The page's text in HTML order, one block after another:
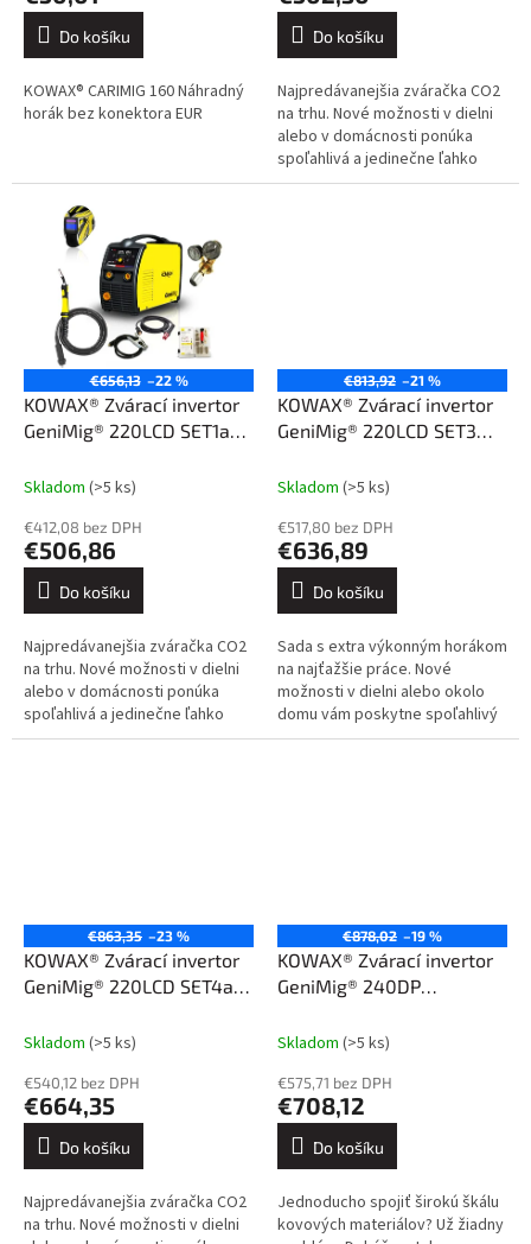
Do košíku
KOWAX® CARIMIG 160 Náhradný
horák bez konektora EUR
Do košíku
Najpredávanejšia zváračka CO2
na trhu. Nové možnosti v dielni
alebo v domácnosti ponúka
spoľahlivá a jedinečne ľahko
nastaviteľná zváračka
€656,13 –22 %
KOWAX® Zvárací invertor
GeniMig® 220LCD SET1a
Skladom (>5 ks)
€412,08 bez DPH
€506,86
Do košíku
Najpredávanejšia zváračka CO2
na trhu. Nové možnosti v dielni
alebo v domácnosti ponúka
spoľahlivá a jedinečne ľahko
nastaviteľná zváračka
€813,92 –21 %
KOWAX® Zvárací invertor
GeniMig® 220LCD SET3
Skladom (>5 ks)
€517,80 bez DPH
€636,89
Do košíku
Sada s extra výkonným horákom
na najťažšie práce. Nové
možnosti v dielni alebo okolo
domu vám poskytne spoľahlivý
a jedinečne ľahko nastaviteľný
€863,35 –23 %
KOWAX® Zvárací invertor
GeniMig® 220LCD SET4a
Skladom (>5 ks)
€540,12 bez DPH
€664,35
Do košíku
Najpredávanejšia zváračka CO2
na trhu. Nové možnosti v dielni
€878,02 –19 %
KOWAX® Zvárací invertor
GeniMig® 240DP
Skladom (>5 ks)
€575,71 bez DPH
€708,12
Do košíku
Jednoducho spojiť širokú škálu
kovových materiálov? Už žiadny